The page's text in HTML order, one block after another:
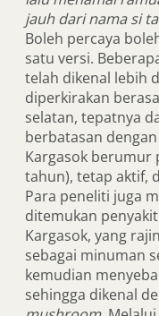
jauh dari nama si
Boleh percaya
satu versi.
telah dikenal lebih
diperkirakan
selatan, tepatnya
berbatasan
Kargasok berumur
tahun), tetap aktif,
Para peneliti juga
ditemukan
Kargasok, yang
sebagai minuman
kemudian
sehingga dikenal